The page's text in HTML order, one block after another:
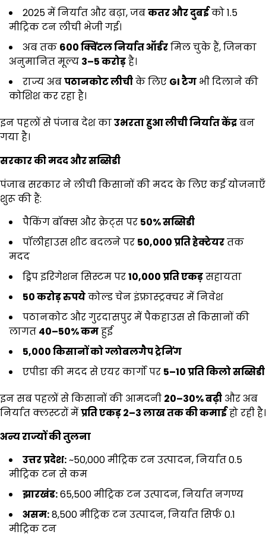
2025 में निर्यात और बढ़ा, जबकतर और दुबईको 1.5
मीट्रिक टन लीची भेजी गई।
अब तक 600क्विंटल निर्यात ऑर्डरमिल चुके हैं, जिनका
अनुमानित मूल्य ₹3–5करोड़है।
राज्य अबपठानकोट लीचीके लिए GIटैग भी दिलाने की
कोशिश कर रहा है।
इन पहलों से पंजाब देश काउभरता हुआ लीची निर्यात केंद्रबन
गया है।
सरकार की मदद और सब्सिडी
पंजाब सरकार ने लीची किसानों की मदद के लिए कई योजनाएँ
शुरू की हैं:
पैकिंग बॉक्स और क्रेट्स पर 50%सब्सिडी
पॉलीहाउस शीट बदलने पर ₹50,000प्रति हेक्टेयरतक
मदद
ड्रिप इरिगेशन सिस्टम पर₹10,000प्रति एकड़सहायता
50करोड़ रुपयेकोल्ड चेन इंफ्रास्ट्रक्चर में निवेश
पठानकोट और गुरदासपुर में पैकहाउस से किसानों की
लागत 40–50%कमहुई
5,000किसानों को ग्लोबलगैप ट्रेनिंग
एपीडा की मदद से एयर कार्गो पर ₹5–10प्रति किलो सब्सिडी
इन सब पहलों से किसानों की आमदनी 20–30%बढ़ी और अब
निर्यात क्लस्टरों मेंप्रति एकड़₹2–3लाख तक की कमाईहो रही है।
अन्य राज्यों की तुलना
उत्तर प्रदेश:~50,000 मीट्रिक टन उत्पादन, निर्यात 0.5
मीट्रिक टन से कम
झारखंड:65,500 मीट्रिक टन उत्पादन, निर्यात नगण्य
असम:8,500 मीट्रिक टन उत्पादन, निर्यात सिर्फ 0.1
मीट्रिक टन